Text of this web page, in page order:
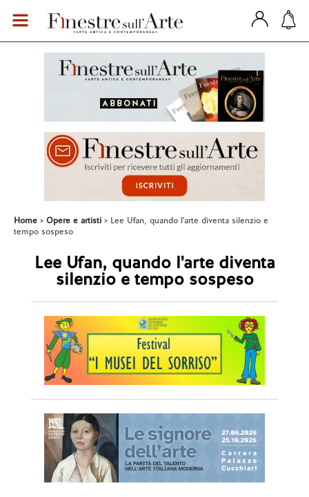
Home Opere e artisti
Lee Ufan, quando l'arte diventa silenzio e
tempo sospeso
Lee Ufan, quando l'arte diventa
silenzio e tempo sospeso